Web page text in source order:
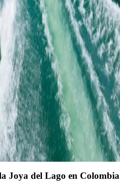
Joya del Lago en Colombia